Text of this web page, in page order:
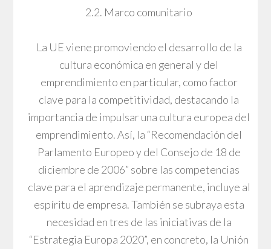
2.2. Marco comunitario
La UE viene promoviendo el desarrollo de la
cultura económica en general y del
emprendimiento en particular, como factor
clave para la competitividad, destacando la
importancia de impulsar una cultura europea del
emprendimiento. Así, la “Recomendación del
Parlamento Europeo y del Consejo de 18 de
diciembre de 2006” sobre las competencias
clave para el aprendizaje permanente, incluye al
espíritu de empresa. También se subraya esta
necesidad en tres de las iniciativas de la
“Estrategia Europa 2020”, en concreto, la Unión